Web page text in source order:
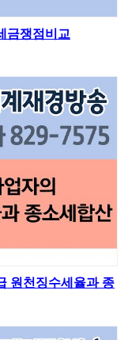
금쟁점비교
원천징수세율과 종